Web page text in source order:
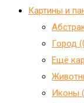
Картины и
Город
Ещё
Иконы